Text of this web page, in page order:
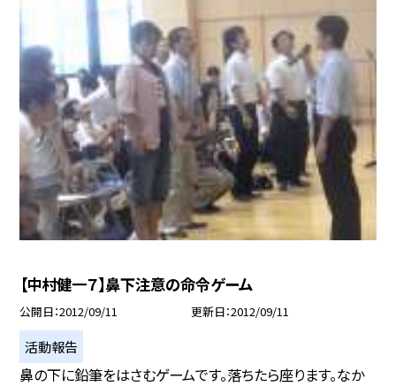
【中村健一７】鼻下注意の命令ゲーム
公開日 2012/09/11 更新日 2012/09/11
活動報告
鼻の下に鉛筆をはさむゲームです。落ちたら座ります。なか